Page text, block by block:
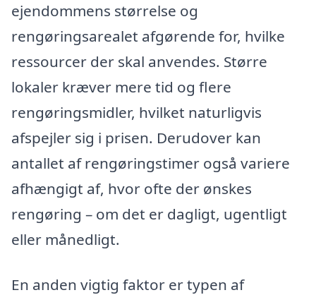
ejendommens størrelse og
rengøringsarealet afgørende for, hvilke
ressourcer der skal anvendes. Større
lokaler kræver mere tid og flere
rengøringsmidler, hvilket naturligvis
afspejler sig i prisen. Derudover kan
antallet af rengøringstimer også variere
afhængigt af, hvor ofte der ønskes
rengøring – om det er dagligt, ugentligt
eller månedligt.
En anden vigtig faktor er typen af